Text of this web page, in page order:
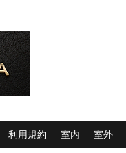
利用規約 室内 室外